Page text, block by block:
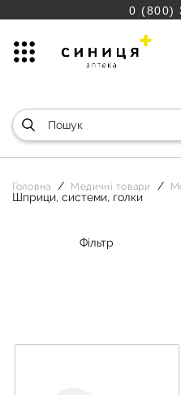
0 (800)
Головна Медичні товари
Шприци, системи, голки
Фільтр